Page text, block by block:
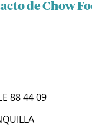
de Chow
88 44 09